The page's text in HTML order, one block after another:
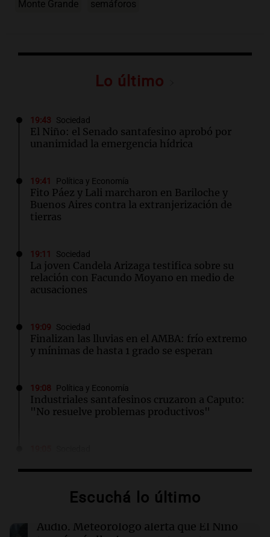
Monte Grande semáforos
Lo último
19:43 Sociedad
El Niño: el Senado santafesino aprobó por
unanimidad la emergencia hídrica
19:41 Política y Economía
Fito Páez y Lali marcharon en Bariloche y
Buenos Aires contra la extranjerización de
tierras
19:11 Sociedad
La joven Candela Arizaga testifica sobre su
relación con Facundo Moyano en medio de
acusaciones
19:09 Sociedad
Finalizan las lluvias en el AMBA: frío extremo
y mínimas de hasta 1 grado se esperan
19:08 Política y Economía
Industriales santafesinos cruzaron a Caputo:
"No resuelve problemas productivos"
levantar las restricciones impuestas en su
19:03 Mundo
El brote de ébola en el Congo ya ha cobrado la
Escuchá lo último
Audio. Meteorólogo alerta que El Niño